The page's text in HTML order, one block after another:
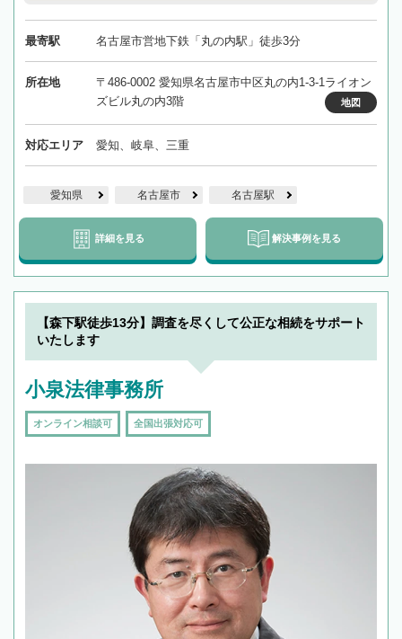
最寄駅 名古屋市営地下鉄「丸の内駅」徒歩3分
所在地
〒486-0002 愛知県名古屋市中区丸の内1-3-1ライオン
ズビル丸の内3階
地図
対応エリア 愛知、岐阜、三重
愛知県 名古屋市 名古屋駅
詳細を見る 解決事例を見る
【森下駅徒歩13分】調査を尽くして公正な相続をサポート
いたします
小泉法律事務所
オンライン相談可 全国出張対応可